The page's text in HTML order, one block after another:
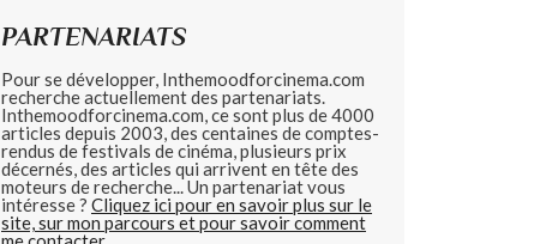
PARTENARIATS
Pour se développer, Inthemoodforcinema.com
recherche actuellement des partenariats.
Inthemoodforcinema.com, ce sont plus de 4000
articles depuis 2003, des centaines de comptes-
rendus de festivals de cinéma, plusieurs prix
décernés, des articles qui arrivent en tête des
moteurs de recherche... Un partenariat vous
intéresse ? Cliquez ici pour en savoir plus sur le
site, sur mon parcours et pour savoir comment